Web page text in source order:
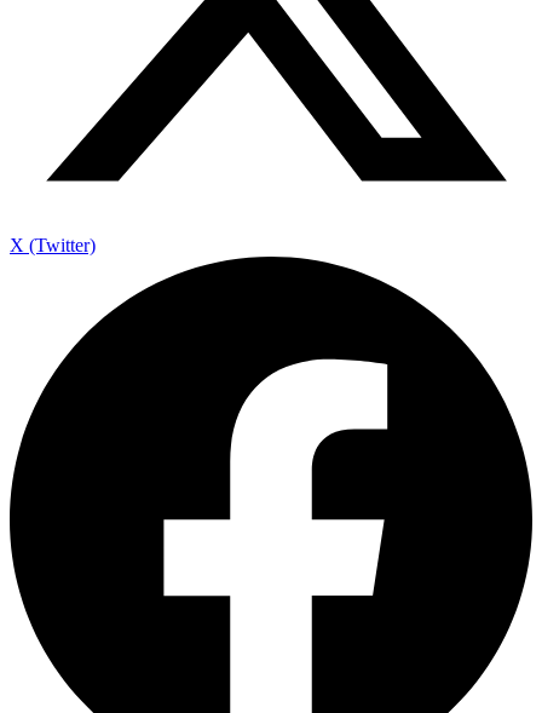
X (Twitter)